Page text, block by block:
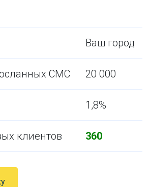
Ваш город
СМС 20 000
1,8%
клиентов 360